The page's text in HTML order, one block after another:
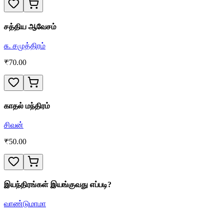
சத்திய ஆவேசம்
சு. சமுத்திரம்
₹70.00
காதல் மந்திரம்
சிவன்
₹50.00
இயந்திரங்கள் இயங்குவது எப்படி?
வாண்டுமாமா